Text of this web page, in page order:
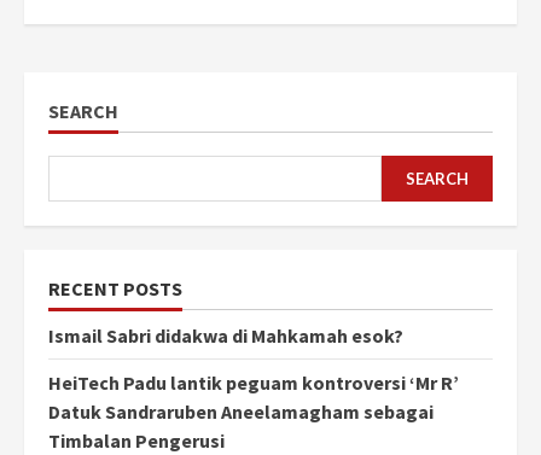
SEARCH
SEARCH
RECENT POSTS
Ismail Sabri didakwa di Mahkamah esok?
HeiTech Padu lantik peguam kontroversi ‘Mr R’
Datuk Sandraruben Aneelamagham sebagai
Timbalan Pengerusi